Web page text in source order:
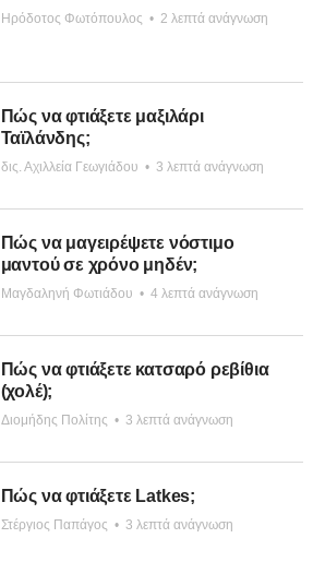
Ηρόδοτος Φωτόπουλος • 2 λεπτά ανάγνωση
Πώς να φτιάξετε μαξιλάρι
Ταϊλάνδης;
δις. Αχιλλεία Γεωγιάδου • 3 λεπτά ανάγνωση
Πώς να μαγειρέψετε νόστιμο
μαντού σε χρόνο μηδέν;
Μαγδαληνή Φωτιάδου • 4 λεπτά ανάγνωση
Πώς να φτιάξετε κατσαρό ρεβίθια
(χολέ);
Διομήδης Πολίτης • 3 λεπτά ανάγνωση
Πώς να φτιάξετε Latkes;
Στέργιος Παπάγος • 3 λεπτά ανάγνωση